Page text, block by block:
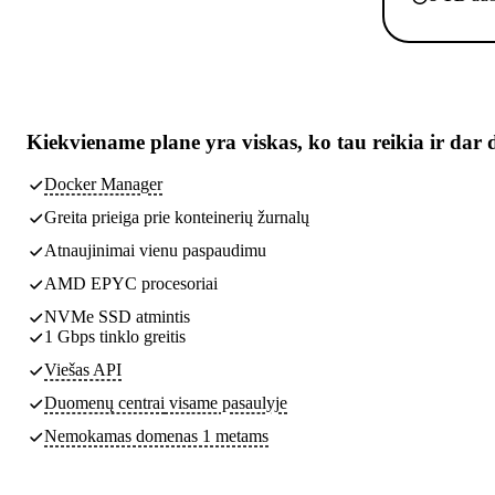
Kiekviename plane yra viskas, ko tau reikia ir dar
Docker Manager
Greita prieiga prie konteinerių žurnalų
Atnaujinimai vienu paspaudimu
AMD EPYC procesoriai
NVMe SSD atmintis
1 Gbps tinklo greitis
Viešas API
Duomenų centrai visame pasaulyje
Nemokamas domenas 1 metams